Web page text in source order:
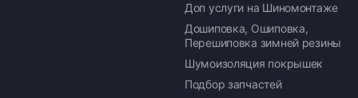
Доп услуги на Шиномонтаже
Дошиповка, Ошиповка,
Перешиповка зимней резины
Шумоизоляция покрышек
Подбор запчастей